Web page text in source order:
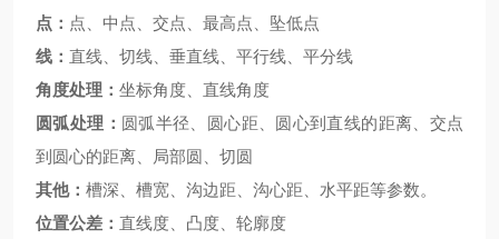
点： 点、中点、交点、最高点、坠低点
线： 直线、切线、垂直线、平行线、平分线
角度处理： 坐标角度、直线角度
圆弧处理： 圆弧半径、圆心距、圆心到直线的距离、交点
到圆心的距离、局部圆、切圆
其他： 槽深、槽宽、沟边距、沟心距、水平距等参数。
位置公差： 直线度、凸度、轮廓度